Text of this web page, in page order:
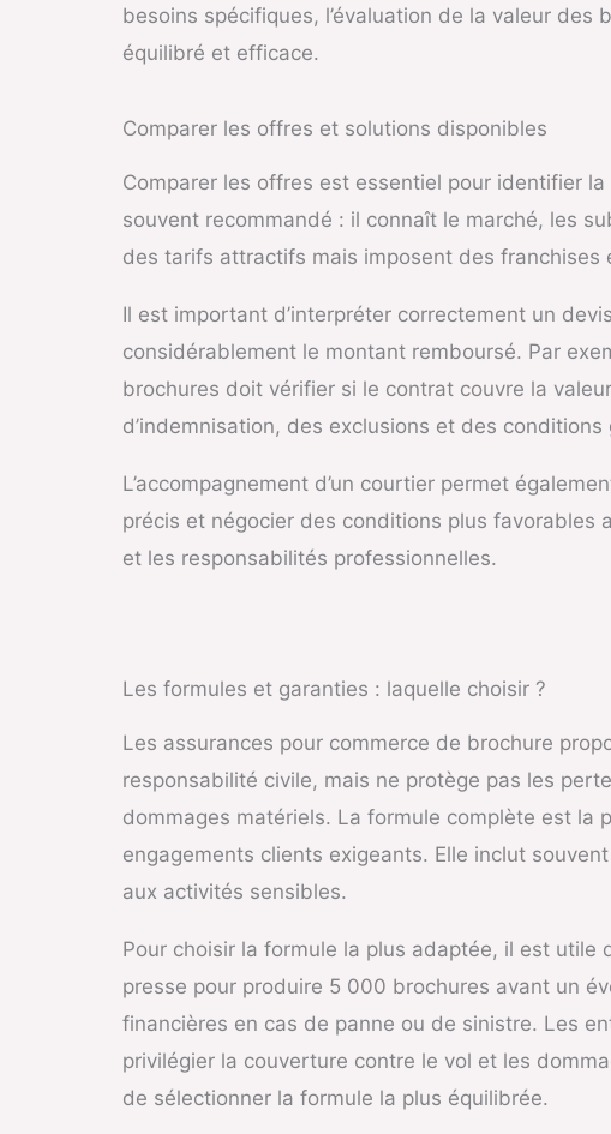
besoins spécifiques, l’évaluation de la valeur des
équilibré et efficace.
Comparer les offres et solutions disponibles
Comparer les offres est essentiel pour identifier
souvent recommandé : il connaît le marché, les
des tarifs attractifs mais imposent des
Il est important d’interpréter correctement un
considérablement le montant remboursé. Par
brochures doit vérifier si le contrat couvre la
d’indemnisation, des exclusions et des
L’accompagnement d’un courtier permet
précis et négocier des conditions plus favorables
et les responsabilités professionnelles.
Les formules et garanties : laquelle choisir ?
Les assurances pour commerce de brochure
responsabilité civile, mais ne protège pas les
dommages matériels. La formule complète est
engagements clients exigeants. Elle inclut
aux activités sensibles.
Pour choisir la formule la plus adaptée, il est utile
presse pour produire 5 000 brochures avant un
financières en cas de panne ou de sinistre. Les
privilégier la couverture contre le vol et les
de sélectionner la formule la plus équilibrée.